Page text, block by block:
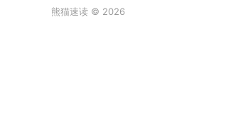
熊猫速读 © 2026